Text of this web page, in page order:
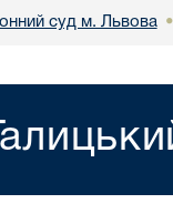
суд м. Львова •